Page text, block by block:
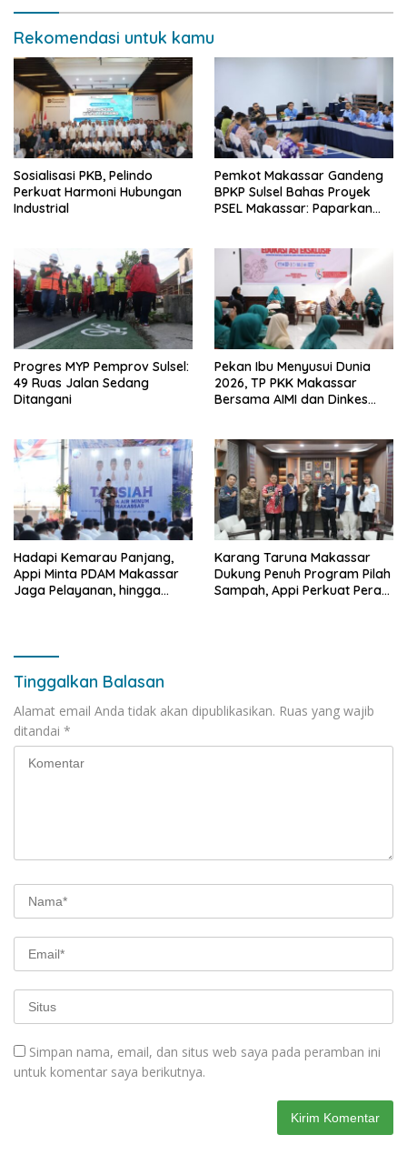
Rekomendasi untuk kamu
Sosialisasi PKB, Pelindo
Perkuat Harmoni Hubungan
Industrial
Pemkot Makassar Gandeng
BPKP Sulsel Bahas Proyek
PSEL Makassar: Paparkan
Progres MYP Pemprov Sulsel:
49 Ruas Jalan Sedang
Ditangani
Pekan Ibu Menyusui Dunia
2026, TP PKK Makassar
Bersama AIMI dan Dinkes
Hadapi Kemarau Panjang,
Appi Minta PDAM Makassar
Jaga Pelayanan, hingga
Karang Taruna Makassar
Dukung Penuh Program Pilah
Sampah, Appi Perkuat Peran
Tinggalkan Balasan
Alamat email Anda tidak akan dipublikasikan. Ruas yang wajib
ditandai *
Simpan nama, email, dan situs web saya pada peramban ini
untuk komentar saya berikutnya.